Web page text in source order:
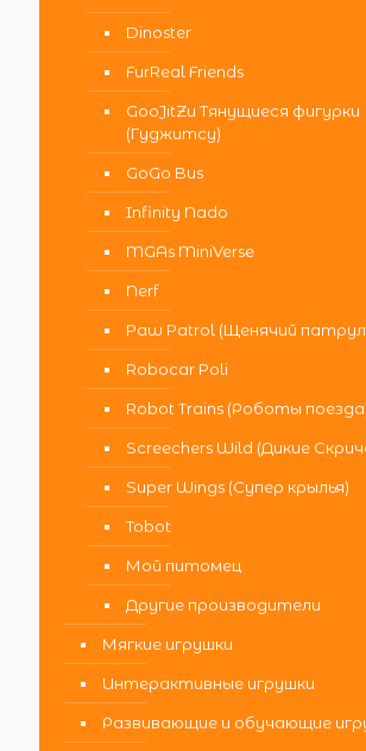
Dinoster
FurReal Friends
GooJitZu Тянущиеся фигурки
(Гуджитсу)
GoGo Bus
Infinity Nado
MGAs MiniVerse
Nerf
Paw Patrol (Щенячий
Robocar Poli
Robot Trains (Роботы
Screechers Wild (Дикие
Super Wings (Супер крылья)
Tobot
Мой питомец
Другие производители
Мягкие игрушки
Интерактивные игрушки
Развивающие и обучающие